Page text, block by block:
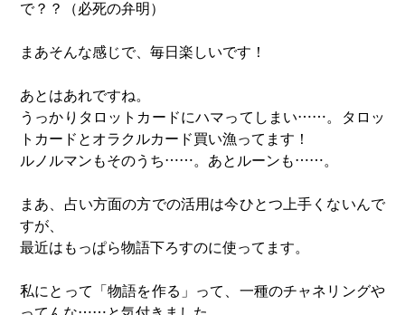
で？？（必死の弁明）
まあそんな感じで、毎日楽しいです！
あとはあれですね。
うっかりタロットカードにハマってしまい……。タロッ
トカードとオラクルカード買い漁ってます！
ルノルマンもそのうち……。あとルーンも……。
まあ、占い方面の方での活用は今ひとつ上手くないんで
すが、
最近はもっぱら物語下ろすのに使ってます。
私にとって「物語を作る」って、一種のチャネリングや